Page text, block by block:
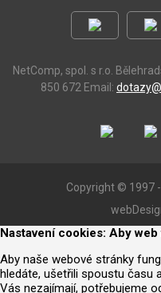
NetComp, spol. s r.o.
850 672 Email:
Copyright © 1997 -
Nastavení cookies: Aby
Aby naše webové stránky
hledáte, ušetřili spoustu času
Vás nezajímají, potřebujeme